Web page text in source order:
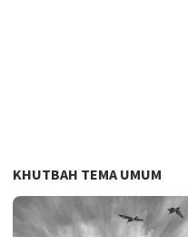
KHUTBAH TEMA UMUM